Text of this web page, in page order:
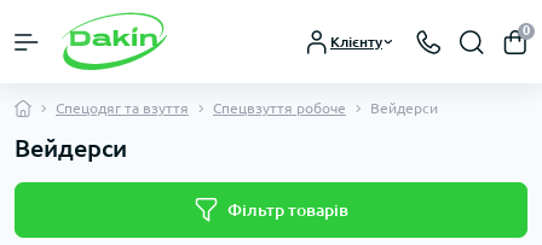
Клієнту
0
Спецодяг та взуття Спецвзуття робоче Вейдерси
Вейдерси
Фільтр товарів